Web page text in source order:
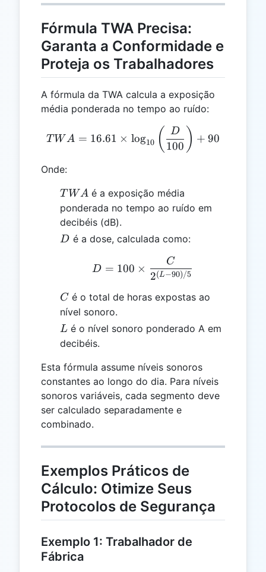
Fórmula TWA Precisa:
Garanta a Conformidade e
Proteja os Trabalhadores
A fórmula da TWA calcula a exposição
média ponderada no tempo ao ruído:
TWA = 16.61 \times
T WA = 16.61 × log10 ( 100
D ) + 90
Onde:
TWA
T WA é a exposição média
ponderada no tempo ao ruído em
decibéis (dB).
D
D é a dose, calculada como:
D = 100 \times
D = 100 ×
2(L−90)/5
C
C
C é o total de horas expostas ao
nível sonoro.
L
L é o nível sonoro ponderado A em
decibéis.
Esta fórmula assume níveis sonoros
constantes ao longo do dia. Para níveis
sonoros variáveis, cada segmento deve
ser calculado separadamente e
combinado.
Exemplos Práticos de
Cálculo: Otimize Seus
Protocolos de Segurança
Exemplo 1: Trabalhador de
Fábrica